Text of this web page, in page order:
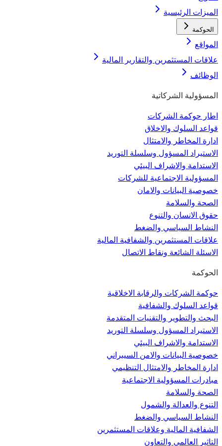
الميزات الرئيسية
الحوكمة
المواقع
علاقات المستثمرين والتقارير المالية
الوظائف
المسؤولية الشركاتية
اطار حوكمة الشركات
قواعد السلوك والاخلاق
ادارة المخاطر والامتثال
الاستيراد المسؤول وسلسلة التوريد
الاستدامة والاشراف البيئي
المسؤولية الاجتماعية للشركات
خصوصية البيانات والامان
الصحة والسلامة
حقوق الانسان والتنوع
النشاط السياسي والضغط
علاقات المستثمرين والشفافية المالية
الاسئلة الشائعة ونقاط الاتصال
الحوكمة
حوكمة الشركات والرقابة الاخلاقية
قواعد السلوك والشفافية
البحث والتطوير والتقنيات المتقدمة
الاستيراد المسؤول وسلسلة التوريد
الاستدامة والاشراف البيئي
خصوصية البيانات والامن السيبراني
ادارة المخاطر والامتثال التنظيمي
مبادرات المسؤولية الاجتماعية
الصحة والسلامة
التنوع والعدالة والشمول
النشاط السياسي والضغط
الشفافية المالية وعلاقات المستثمرين
التاثير العالمي والتعاون